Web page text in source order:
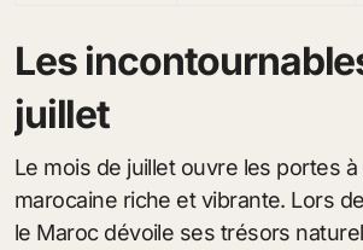
Les
juillet
Le mois de juillet ouvre les portes
marocaine riche et vibrante. Lors
le Maroc dévoile ses trésors